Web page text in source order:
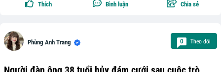
Thích Bình luận Chia sẻ
Phùng Anh Trang 0 Theo dõi